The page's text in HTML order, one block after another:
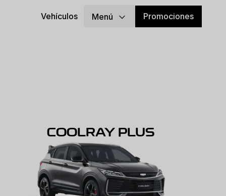
Vehículos Menú Promociones
COOLRAY PLUS